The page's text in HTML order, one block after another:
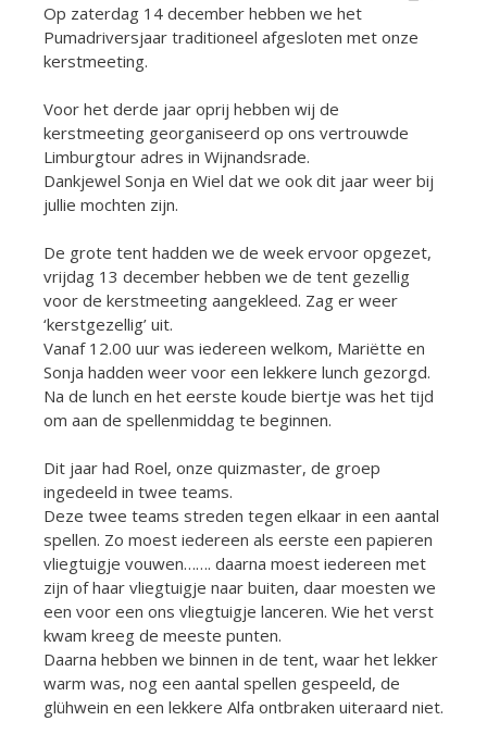
Op zaterdag 14 december hebben we het
Pumadriversjaar traditioneel afgesloten met onze
kerstmeeting.
Voor het derde jaar oprij hebben wij de
kerstmeeting georganiseerd op ons vertrouwde
Limburgtour adres in Wijnandsrade.
Dankjewel Sonja en Wiel dat we ook dit jaar weer bij
jullie mochten zijn.
De grote tent hadden we de week ervoor opgezet,
vrijdag 13 december hebben we de tent gezellig
voor de kerstmeeting aangekleed. Zag er weer
‘kerstgezellig’ uit.
Vanaf 12.00 uur was iedereen welkom, Mariëtte en
Sonja hadden weer voor een lekkere lunch gezorgd.
Na de lunch en het eerste koude biertje was het tijd
om aan de spellenmiddag te beginnen.
Dit jaar had Roel, onze quizmaster, de groep
ingedeeld in twee teams.
Deze twee teams streden tegen elkaar in een aantal
spellen. Zo moest iedereen als eerste een papieren
vliegtuigje vouwen……. daarna moest iedereen met
zijn of haar vliegtuigje naar buiten, daar moesten we
een voor een ons vliegtuigje lanceren. Wie het verst
kwam kreeg de meeste punten.
Daarna hebben we binnen in de tent, waar het lekker
warm was, nog een aantal spellen gespeeld, de
glühwein en een lekkere Alfa ontbraken uiteraard niet.